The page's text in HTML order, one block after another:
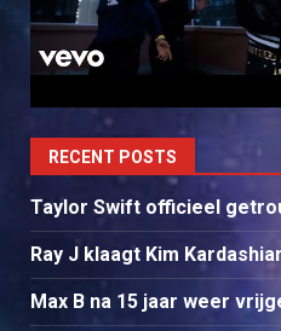
RECENT POSTS
Taylor Swift officieel
Ray J klaagt Kim
Max B na 15 jaar weer